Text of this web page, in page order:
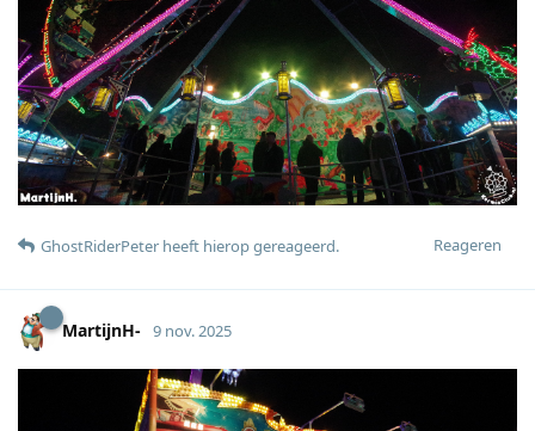
Reageren
GhostRiderPeter heeft hierop gereageerd.
MartijnH- 9 nov. 2025